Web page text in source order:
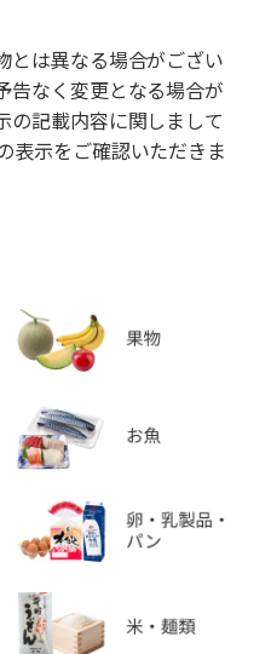
とは異なる場合がござい
告なく変更となる場合が
の記載内容に関しまして
表示をご確認いただきま